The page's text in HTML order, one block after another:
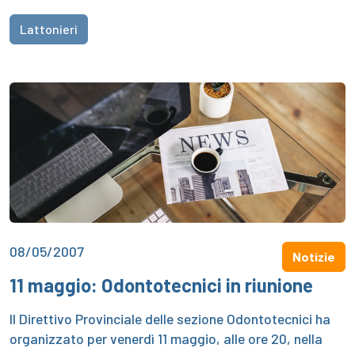
Lattonieri
08/05/2007 Notizie
11 maggio: Odontotecnici in riunione
Il Direttivo Provinciale delle sezione Odontotecnici ha
organizzato per venerdì 11 maggio, alle ore 20, nella